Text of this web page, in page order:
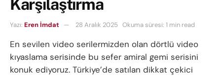
Karşılaştırma
Yazı: Eren İmdat 28 Aralık 2025 Okuma süresi: 1 min read
En sevilen video serilermizden olan dörtlü video
kıyaslama serisinde bu sefer amiral gemi serisini
konuk ediyoruz. Türkiye’de satılan dikkat çekici